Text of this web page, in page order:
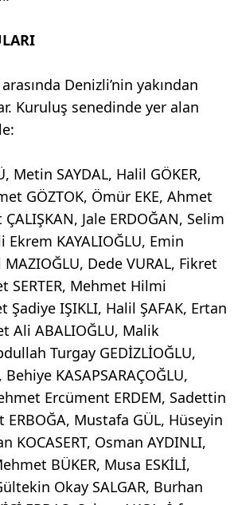
Denizli’nin yakından
Kuruluş senedinde yer alan
Metin SAYDAL, Halil GÖKER,
GÖZTOK, Ömür EKE, Ahmet
Jale ERDOĞAN, Selim
Ekrem KAYALIOĞLU, Emin
Dede VURAL, Fikret
SERTER, Mehmet Hilmi
Şadiye IŞIKLI, Halil ŞAFAK, Ertan
Ali ABALIOĞLU, Malik
Turgay GEDİZLİOĞLU,
KASAPSARAÇOĞLU,
Ercüment ERDEM, Sadettin
ERBOĞA, Mustafa GÜL, Hüseyin
KOCASERT, Osman AYDINLI,
BÜKER, Musa ESKİLİ,
Okay SALGAR, Burhan